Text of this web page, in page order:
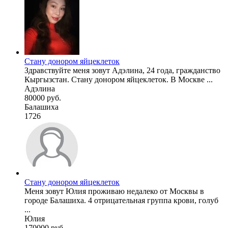
Стану донором яйцеклеток
Здравствуйте меня зовут Адэлина, 24 года, гражданство
Кыргызстан. Стану донором яйцеклеток. В Москве ...
Адэлина
80000 руб.
Балашиха
1726
Стану донором яйцеклеток
Меня зовут Юлия проживаю недалеко от Москвы в
городе Балашиха. 4 отрицательная группа крови, голуб
...
Юлия